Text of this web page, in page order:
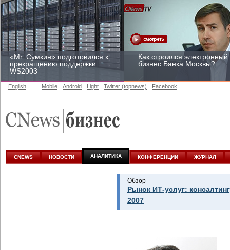
«Mr. Сумкин» подготовился к
прекращению поддержки
WS2003
Как строился электронный
бизнес Банка Москвы?
к аналитике
участвовать
English Mobile Android Light Twitter (topnews) Facebook
CNEWS НОВОСТИ АНАЛИТИКА КОНФЕРЕНЦИИ ЖУРНАЛ
Обзор
Рынок ИТ-услуг:
2007